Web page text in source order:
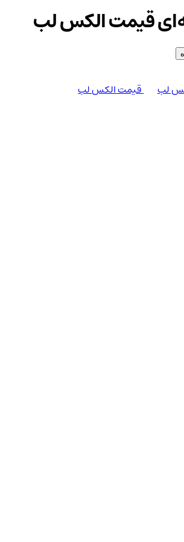
قیمت الکس لب
لب قیمت الکس لب